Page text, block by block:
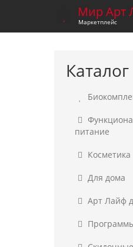
Мир Арт
Маркетплейс
Каталог
питание
Косметика
Для дома
Арт Лайф